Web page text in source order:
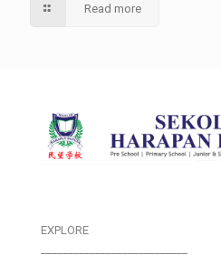
Read more
EXPLORE